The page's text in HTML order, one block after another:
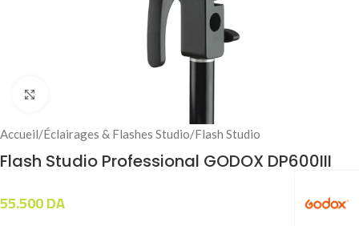
Accueil/Éclairages & Flashes Studio/Flash Studio
Flash Studio Professional GODOX DP600III
55.500DA